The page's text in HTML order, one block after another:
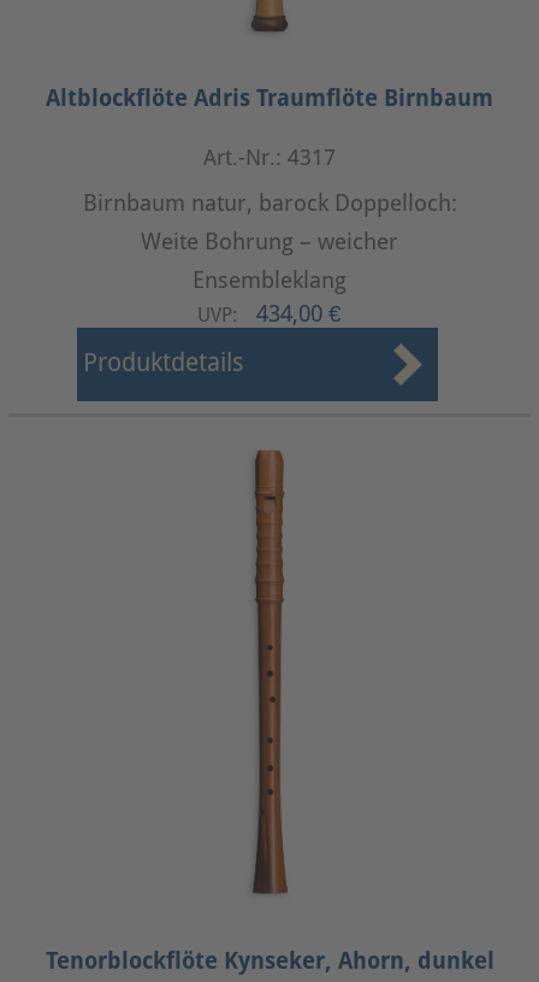
Altblockflöte Adris Traumflöte Birnbaum
Art.-Nr.: 4317
Birnbaum natur, barock Doppelloch:
Weite Bohrung – weicher
Ensembleklang
UVP: 434,00 €
Produktdetails
Tenorblockflöte Kynseker, Ahorn, dunkel